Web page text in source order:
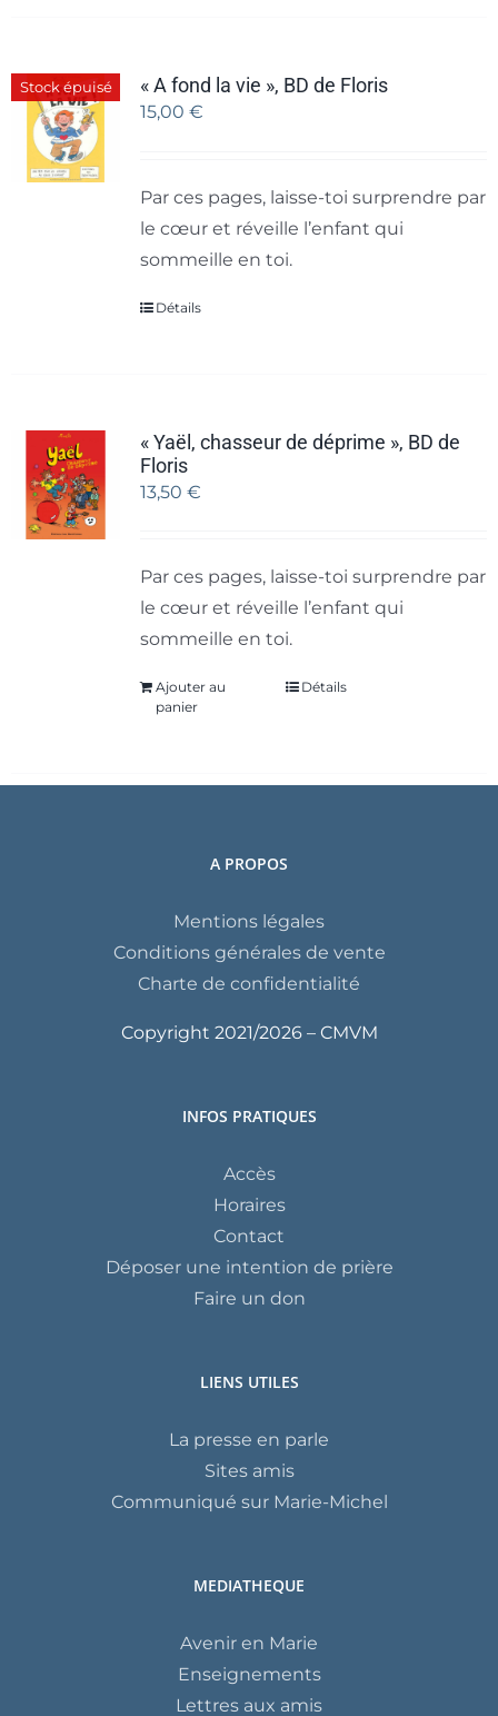
Stock épuisé « A fond la vie », BD de Floris
15,00 €
Par ces pages, laisse-toi surprendre par
le cœur et réveille l’enfant qui
sommeille en toi.
Détails
« Yaël, chasseur de déprime », BD de
Floris
13,50 €
Par ces pages, laisse-toi surprendre par
le cœur et réveille l’enfant qui
sommeille en toi.
Ajouter au
panier
Détails
A PROPOS
Mentions légales
Conditions générales de vente
Charte de confidentialité
Copyright 2021/2026 – CMVM
INFOS PRATIQUES
Accès
Horaires
Contact
Déposer une intention de prière
Faire un don
LIENS UTILES
La presse en parle
Sites amis
Communiqué sur Marie-Michel
MEDIATHEQUE
Avenir en Marie
Enseignements
Lettres aux amis